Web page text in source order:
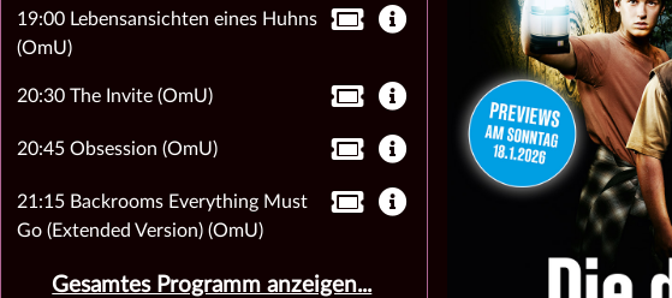
19:00 Lebensansichten eines Huhns
(OmU)
20:30 The Invite (OmU)
20:45 Obsession (OmU)
21:15 Backrooms Everything Must
Go (Extended Version) (OmU)
Gesamtes Programm anzeigen...